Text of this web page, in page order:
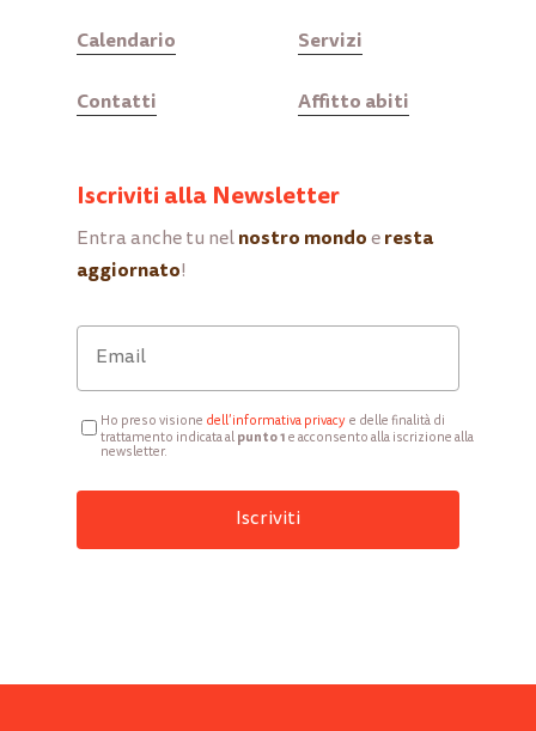
Calendario
Contatti
Servizi
Affitto abiti
Iscriviti alla Newsletter
Entra anche tu nel nostro mondo e resta
aggiornato!
Ho preso visione dell’informativa privacye delle finalità di
trattamento indicata al punto 1 e acconsento alla iscrizione alla
newsletter.